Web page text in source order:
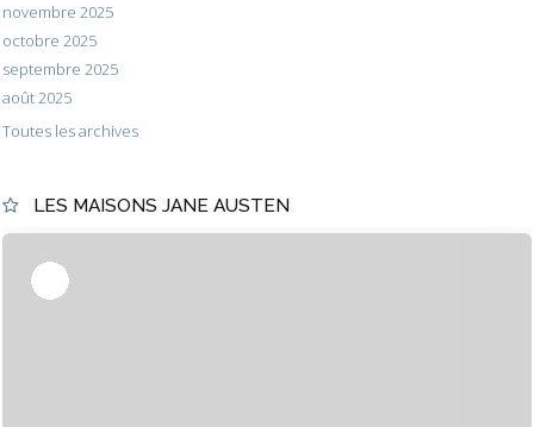
novembre 2025
octobre 2025
septembre 2025
août 2025
Toutes les archives
LES MAISONS JANE AUSTEN